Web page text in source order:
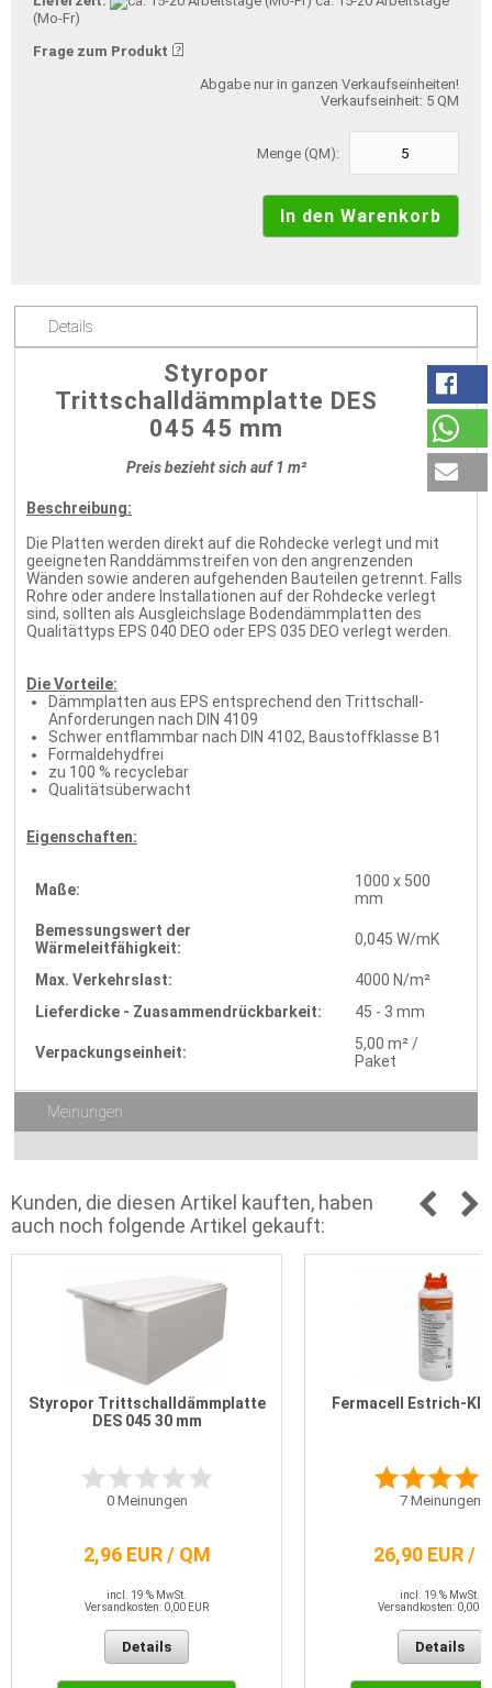
(Mo-Fr)
Frage zum Produkt
Abgabe nur in ganzen Verkaufseinheiten!
Verkaufseinheit: 5 QM
Menge (QM):
Details
Styropor
Trittschalldämmplatte DES
045 45 mm
Preis bezieht sich auf 1 m²
Beschreibung:
Die Platten werden direkt auf die Rohdecke verlegt und mit
geeigneten Randdämmstreifen von den angrenzenden
Wänden sowie anderen aufgehenden Bauteilen getrennt. Falls
Rohre oder andere Installationen auf der Rohdecke verlegt
sind, sollten als Ausgleichslage Bodendämmplatten des
Qualitättyps EPS 040 DEO oder EPS 035 DEO verlegt werden.
Die Vorteile:
Dämmplatten aus EPS entsprechend den Trittschall-
Anforderungen nach DIN 4109
Schwer entflammbar nach DIN 4102, Baustoffklasse B1
Formaldehydfrei
zu 100 % recyclebar
Qualitätsüberwacht
Eigenschaften:
Maße:
1000 x 500
mm
Bemessungswert der
Wärmeleitfähigkeit:
0,045 W/mK
Max. Verkehrslast:
4000 N/m²
Lieferdicke - Zuasammendrückbarkeit:
45 - 3 mm
Verpackungseinheit:
5,00 m² /
Paket
Meinungen
Kunden, die diesen Artikel kauften, haben
auch noch folgende Artikel gekauft:
Styropor Trittschalldämmplatte
DES 045 30 mm
0Meinungen
2,96 EUR / QM
incl. 19 % MwSt.
Versandkosten: 0,00 EUR
Details
Fermacell Estrich-
7Meinungen
26,90 EUR /
incl. 19 % MwSt.
Versandkosten: 0,00
Details